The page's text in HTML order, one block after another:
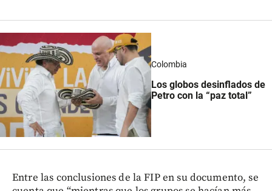
Colombia
Los globos desinflados de
Petro con la “paz total”
Entre las conclusiones de la FIP en su documento, se